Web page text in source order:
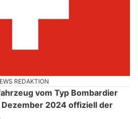
REDAKTION
vom Typ Bombardier
2024 offiziell der